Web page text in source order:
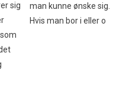
sig
man kunne ønske sig.
Hvis man bor i eller o